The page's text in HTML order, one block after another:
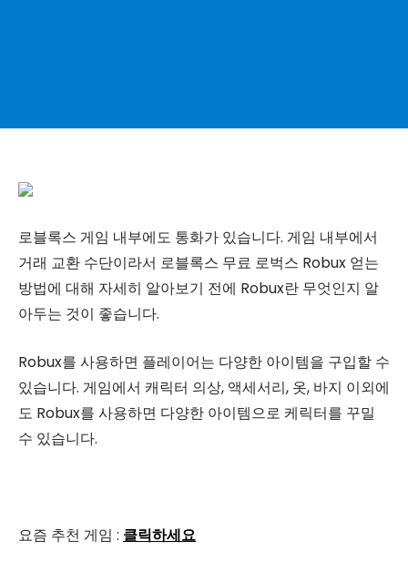
로블록스 게임 내부에도 통화가 있습니다. 게임 내부에서
거래 교환 수단이라서 로블록스 무료 로벅스 Robux 얻는
방법에 대해 자세히 알아보기 전에 Robux란 무엇인지 알
아두는 것이 좋습니다.
Robux를 사용하면 플레이어는 다양한 아이템을 구입할 수
있습니다. 게임에서 캐릭터 의상, 액세서리, 옷, 바지 이외에
도 Robux를 사용하면 다양한 아이템으로 케릭터를 꾸밀
수 있습니다.
요즘 추천 게임 : 클릭하세요